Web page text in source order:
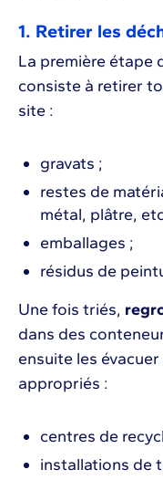
1. Retirer les
La première étape
consiste à retirer
site :
gravats ;
restes de
métal, plâtre,
emballages ;
résidus de
Une fois triés,
dans des
ensuite les
appropriés :
centres de
installations de